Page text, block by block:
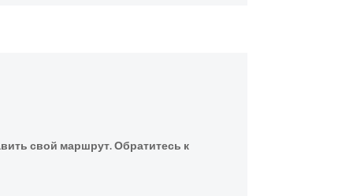
свой маршрут. Обратитесь к